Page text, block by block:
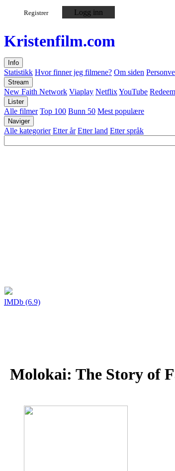
Registrer Logg inn
Kristenfilm.com
Info
Statistikk Hvor finner jeg filmene? Om siden
Stream
New Faith Network Viaplay NetflixYouTube
Lister
Alle filmer Top 100 Bunn 50 Mest populære
Naviger
Alle kategorier Etter år Etter land Etter språk
IMDb (6.9)
Molokai: The Story of